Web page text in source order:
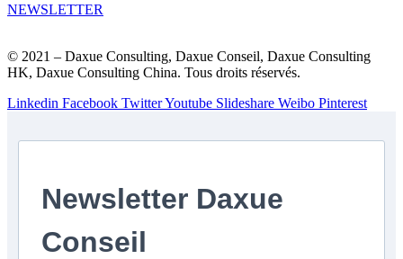
NEWSLETTER
© 2021 – Daxue Consulting, Daxue Conseil, Daxue Consulting
HK, Daxue Consulting China. Tous droits réservés.
Linkedin Facebook TwitterYoutube Slideshare Weibo Pinterest
Newsletter Daxue
Conseil